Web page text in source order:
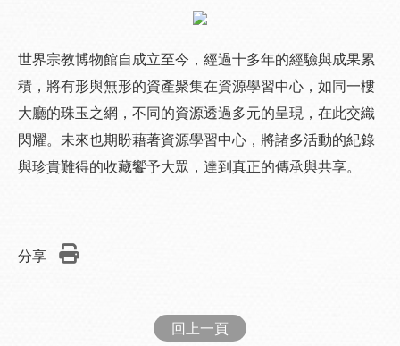
世界宗教博物館自成立至今，經過十多年的經驗與成果累
積，將有形與無形的資產聚集在資源學習中心，如同一樓
大廳的珠玉之網，不同的資源透過多元的呈現，在此交織
閃耀。未來也期盼藉著資源學習中心，將諸多活動的紀錄
與珍貴難得的收藏饗予大眾，達到真正的傳承與共享。
分享
回上一頁